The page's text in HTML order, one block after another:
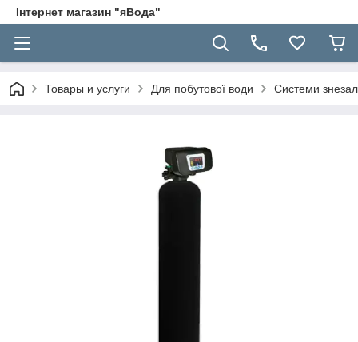
Інтернет магазин "яВода"
Товары и услуги Для побутової води Системи